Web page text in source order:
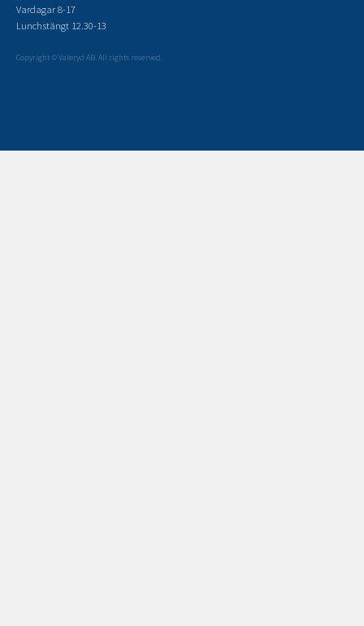
Vardagar 8-17
Lunchstängt 12.30-13
Copyright © Valeryd AB. All rights reserved.